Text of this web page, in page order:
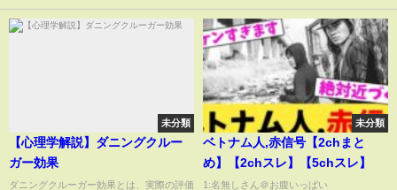
未分類
【心理学解説】ダニングクルー
ガー効果
ダニングクルーガー効果とは、実際の評価
未分類
ベトナム人,赤信号【2chまと
め】【2chスレ】【5chスレ】
1:名無しさん＠お腹いっぱい